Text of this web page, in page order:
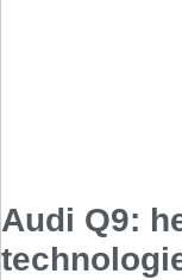
Audi Q9: